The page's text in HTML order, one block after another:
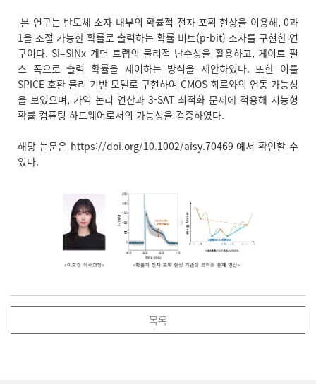
본 연구는 반도체 소자 내부의 확률적 전자 포획 현상을 이용해, 0과
1을 조절 가능한 확률로 출력하는 확률 비트(p-bit) 소자를 구현한 연
구이다. Si–SiNx 계면 트랩의 물리적 난수성을 활용하고, 게이트 펄
스 폭으로 출력 확률을 제어하는 방식을 제안하였다. 또한 이를
SPICE 호환 물리 기반 모델로 구현하여 CMOS 회로와의 연동 가능성
을 보였으며, 가역 논리 연산과 3-SAT 최적화 문제에 적용해 지능형
확률 컴퓨팅 하드웨어로서의 가능성을 검증하였다.
해당 논문은 https://doi.org/10.1002/aisy.70469 에서 확인할 수
있다.
목록